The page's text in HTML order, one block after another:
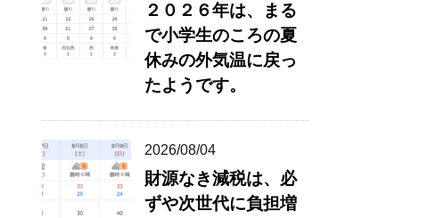
２０２６年は、まる
で小学生のころの夏
休みの外気温に戻っ
たようです。
2026/08/04
財源なき減税は、必
ずや次世代に負担増